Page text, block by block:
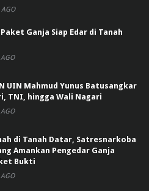
AGO
Ganja Siap Edar di Tanah
UIN Mahmud Yunus Batusangkar
TNI, hingga Wali Nagari
di Tanah Datar, Satresnarkoba
Amankan Pengedar Ganja
Bukti